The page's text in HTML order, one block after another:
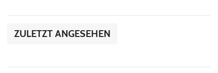
ZULETZT ANGESEHEN